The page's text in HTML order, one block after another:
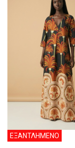
ΕΞΑΝΤΛΗΜΕΝΟ